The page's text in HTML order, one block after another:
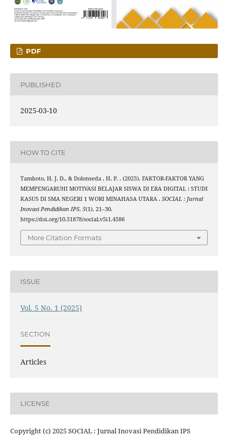
PDF
PUBLISHED
2025-03-10
HOW TO CITE
Tamboto, H. J. D., & Dolonseda , H. P. . (2025). FAKTOR-FAKTOR YANG
MEMPENGARUHI MOTIVASI BELAJAR SISWA DI ERA DIGITAL : STUDI
KASUS DI SMA NEGERI 1 WORI MINAHASA UTARA . SOCIAL : Jurnal
Inovasi Pendidikan IPS, 5(1), 21–30.
https://doi.org/10.51878/social.v5i1.4586
More Citation Formats
ISSUE
Vol. 5 No. 1 (2025)
SECTION
Articles
LICENSE
Copyright (c) 2025 SOCIAL : Jurnal Inovasi Pendidikan IPS